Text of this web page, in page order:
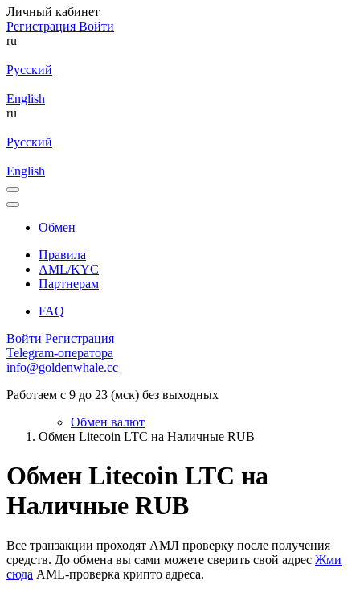
Личный кабинет
Регистрация Войти
ru
Русский
English
ru
Русский
English
Обмен
Правила
AML/KYC
Партнерам
FAQ
Войти Регистрация
Telegram-оператора
info@goldenwhale.cc
Работаем с 9 до 23 (мск) без выходных
Обмен валют
Обмен Litecoin LTC на Наличные RUB
Обмен Litecoin LTC на
Наличные RUB
Все транзакции проходят АМЛ проверку после получения
средств. До обмена вы сами можете сверить свой адрес Жми
сюда AML-проверка крипто адреса.